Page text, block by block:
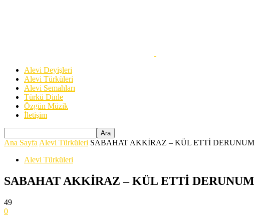
Alevi Deyişleri
Alevi Türküleri
Alevi Semahları
Türkü Dinle
Özgün Müzik
İletişim
Ana Sayfa Alevi Türküleri SABAHAT AKKİRAZ – KÜL ETTİ DERUNUM
Alevi Türküleri
SABAHAT AKKİRAZ – KÜL ETTİ DERUNUM
49
0